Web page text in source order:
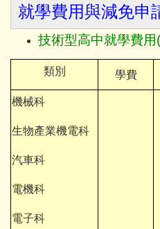
就學費用與減免申
技術型高中就學費用
類別 學費
機械科
生物產業機電科
汽車科
電機科
電子科